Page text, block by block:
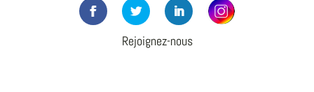
Rejoignez-nous